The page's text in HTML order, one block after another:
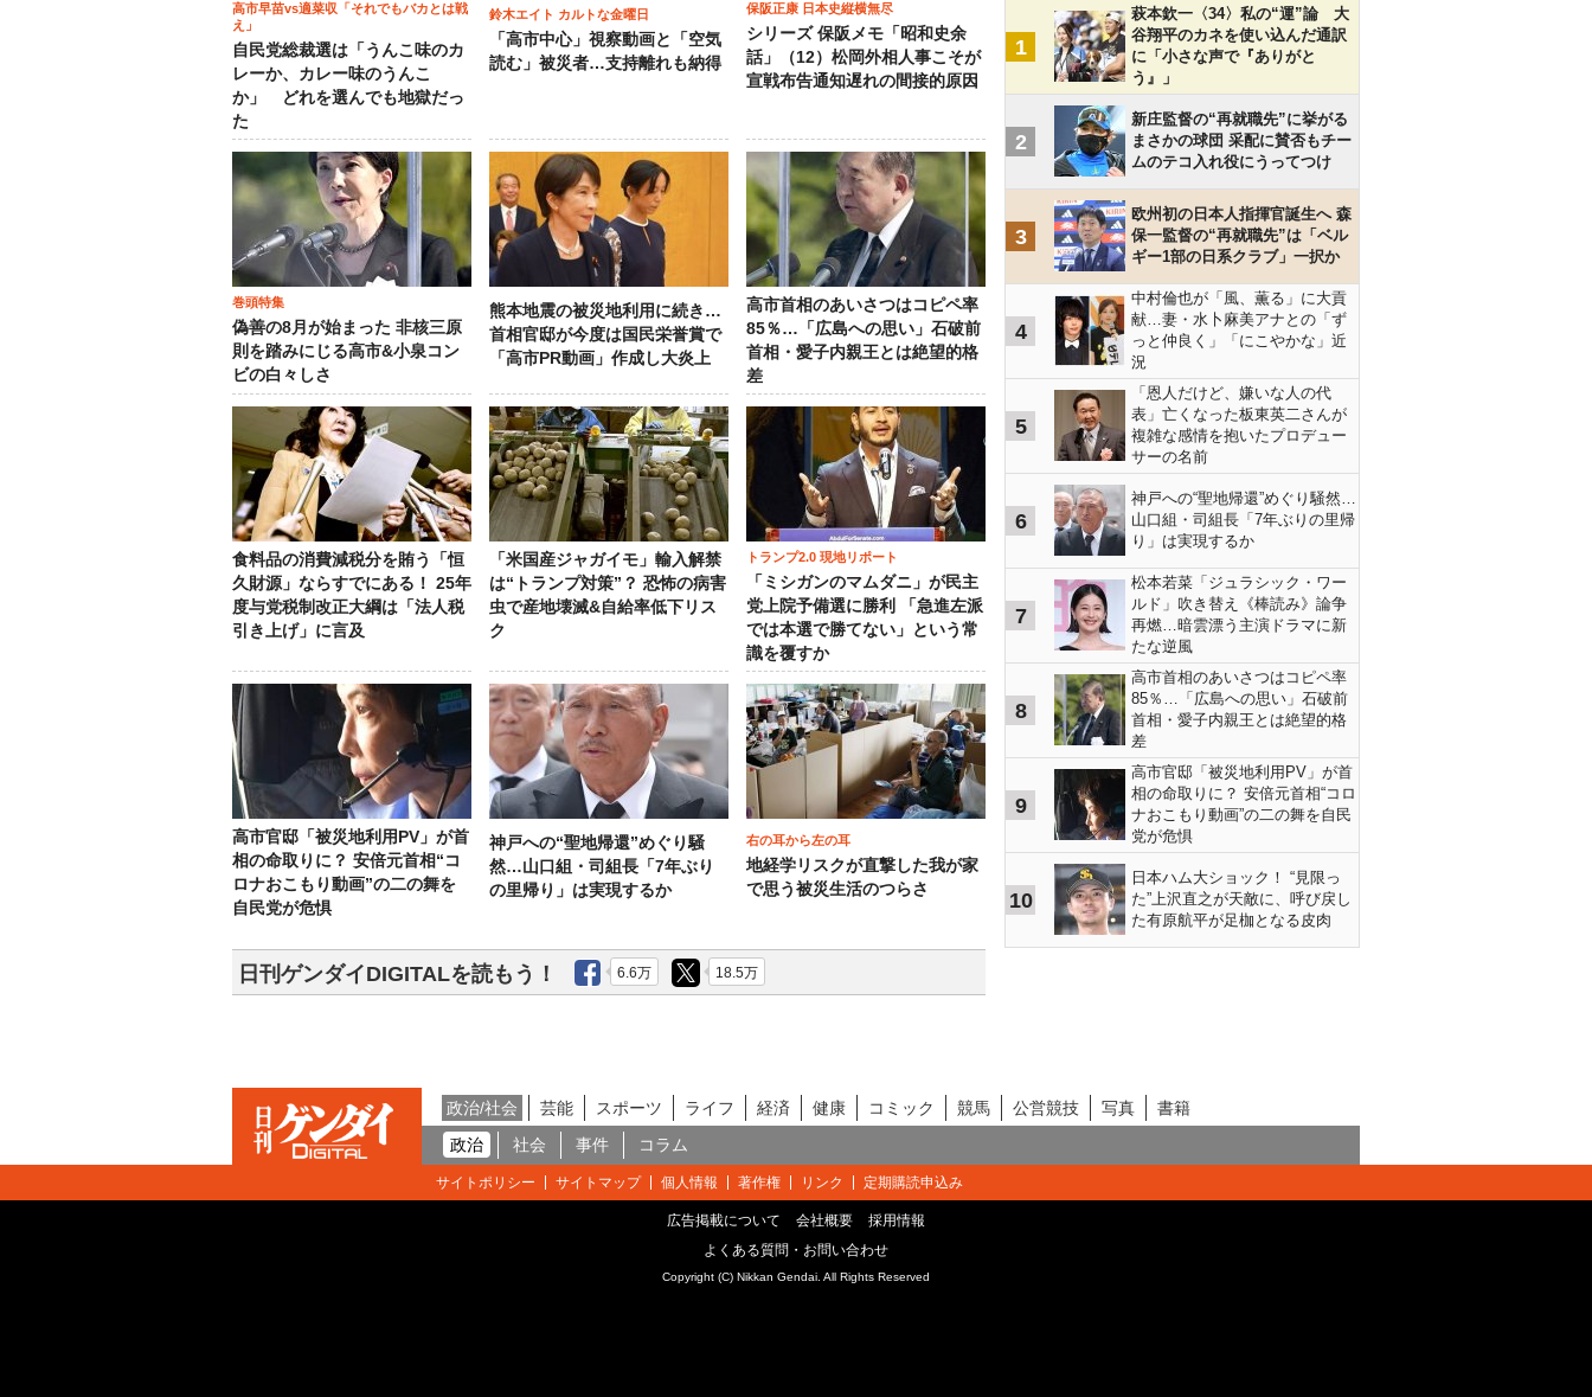
高市早苗vs適菜収「それでもバカとは戦
え」
自民党総裁選は「うんこ味のカ
レーか、カレー味のうんこ
か」 どれを選んでも地獄だっ
た
鈴木エイト カルトな金曜日
「高市中心」視察動画と「空気
読む」被災者…支持離れも納得
保阪正康 日本史縦横無尽
シリーズ 保阪メモ「昭和史余
話」（12）松岡外相人事こそが
宣戦布告通知遅れの間接的原因
巻頭特集
偽善の8月が始まった 非核三原
則を踏みにじる高市&小泉コン
ビの白々しさ
熊本地震の被災地利用に続き…
首相官邸が今度は国民栄誉賞で
「高市PR動画」作成し大炎上
高市首相のあいさつはコピペ率
85％…「広島への思い」石破前
首相・愛子内親王とは絶望的格
差
食料品の消費減税分を賄う「恒
久財源」ならすでにある！ 25年
度与党税制改正大綱は「法人税
引き上げ」に言及
「米国産ジャガイモ」輸入解禁
は“トランプ対策”？ 恐怖の病害
虫で産地壊滅&自給率低下リス
ク
トランプ2.0 現地リポート
「ミシガンのマムダニ」が民主
党上院予備選に勝利 「急進左派
では本選で勝てない」という常
識を覆すか
高市官邸「被災地利用PV」が首
相の命取りに？ 安倍元首相“コ
ロナおこもり動画”の二の舞を
自民党が危惧
神戸への“聖地帰還”めぐり騒
然…山口組・司組長「7年ぶり
の里帰り」は実現するか
右の耳から左の耳
地経学リスクが直撃した我が家
で思う被災生活のつらさ
日刊ゲンダイDIGITALを読もう！ 6.6万 18.5万
1
萩本欽一〈34〉私の“運”論 大
谷翔平のカネを使い込んだ通訳
に「小さな声で『ありがと
う』」
2
新庄監督の“再就職先”に挙がる
まさかの球団 采配に賛否もチー
ムのテコ入れ役にうってつけ
3
欧州初の日本人指揮官誕生へ 森
保一監督の“再就職先”は「ベル
ギー1部の日系クラブ」一択か
4
中村倫也が「風、薫る」に大貢
献…妻・水卜麻美アナとの「ず
っと仲良く」「にこやかな」近
況
5
「恩人だけど、嫌いな人の代
表」亡くなった板東英二さんが
複雑な感情を抱いたプロデュー
サーの名前
6
神戸への“聖地帰還”めぐり騒然…
山口組・司組長「7年ぶりの里帰
り」は実現するか
7
松本若菜「ジュラシック・ワー
ルド」吹き替え《棒読み》論争
再燃…暗雲漂う主演ドラマに新
たな逆風
8
高市首相のあいさつはコピペ率
85％…「広島への思い」石破前
首相・愛子内親王とは絶望的格
差
9
高市官邸「被災地利用PV」が首
相の命取りに？ 安倍元首相“コロ
ナおこもり動画”の二の舞を自民
党が危惧
10
日本ハム大ショック！ “見限っ
た”上沢直之が天敵に、呼び戻し
た有原航平が足枷となる皮肉
政治/社会 芸能 スポーツ ライフ 経済 健康 コミック 競馬 公営競技 写真
書籍
政治
社会 事件 コラム
サイトポリシー サイトマップ 個人情報 著作権 リンク 定期購読申込み
広告掲載について 会社概要
採用情報
よくある質問・お問い合わせ
Copyright (C) Nikkan Gendai. All Rights Reserved